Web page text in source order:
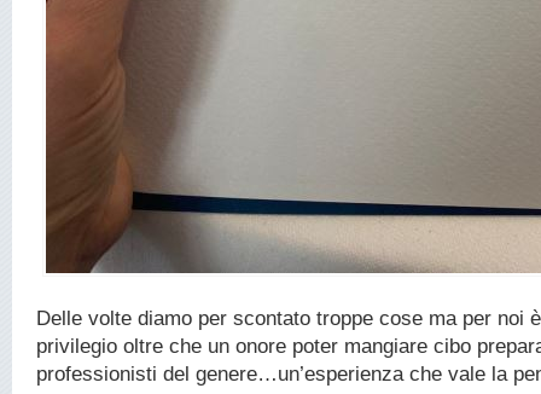
Delle volte diamo per scontato troppe cose ma per noi
privilegio oltre che un onore poter mangiare cibo
professionisti del genere…un’esperienza che vale la